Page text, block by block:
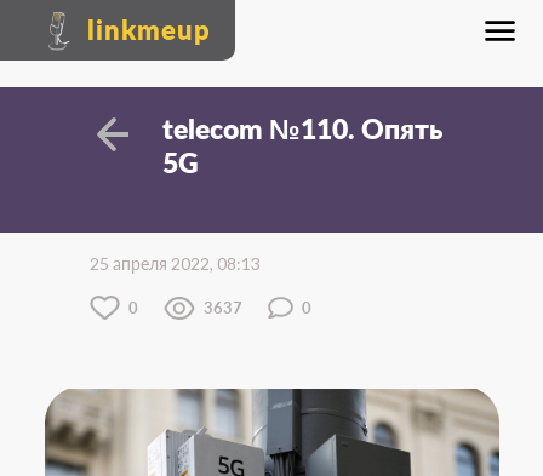
linkmeup
telecom №110. Опять
5G
25 апреля 2022, 08:13
0 3637 0